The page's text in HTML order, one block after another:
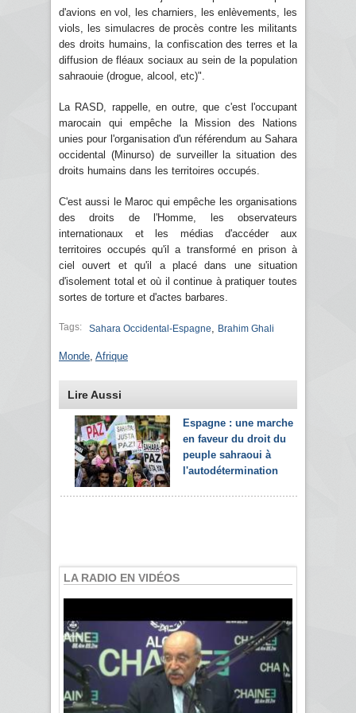
d'avions en vol, les charniers, les enlèvements, les
viols, les simulacres de procès contre les militants
des droits humains, la confiscation des terres et la
diffusion de fléaux sociaux au sein de la population
sahraouie (drogue, alcool, etc)".
La RASD, rappelle, en outre, que c'est l'occupant
marocain qui empêche la Mission des Nations
unies pour l'organisation d'un référendum au Sahara
occidental (Minurso) de surveiller la situation des
droits humains dans les territoires occupés.
C'est aussi le Maroc qui empêche les organisations
des droits de l'Homme, les observateurs
internationaux et les médias d'accéder aux
territoires occupés qu'il a transformé en prison à
ciel ouvert et qu'il a placé dans une situation
d'isolement total et où il continue à pratiquer toutes
sortes de torture et d'actes barbares.
Tags: Sahara Occidental-Espagne Brahim Ghali
Monde Afrique
Lire Aussi
Espagne : une marche
en faveur du droit du
peuple sahraoui à
l'autodétermination
LA RADIO EN VIDÉOS